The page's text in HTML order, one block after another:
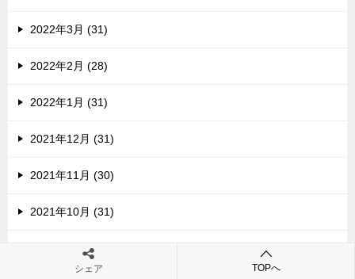
2022年3月 (31)
2022年2月 (28)
2022年1月 (31)
2021年12月 (31)
2021年11月 (30)
2021年10月 (31)
2021年9月 (30)
シェア TOPへ